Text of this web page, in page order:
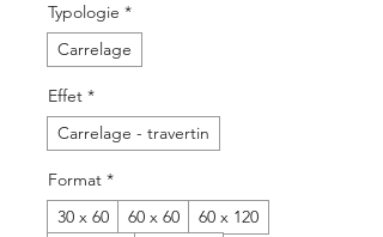
Typologie *
Carrelage
Effet *
Carrelage - travertin
Format *
30 x 60
60 x 60
60 x 120